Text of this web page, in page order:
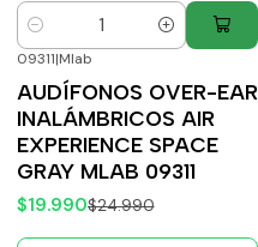
Cantidad
Agotado
09311|Mlab
AUDÍFONOS OVER-EAR
INALÁMBRICOS AIR
EXPERIENCE SPACE
GRAY MLAB 09311
$19.990$24.990